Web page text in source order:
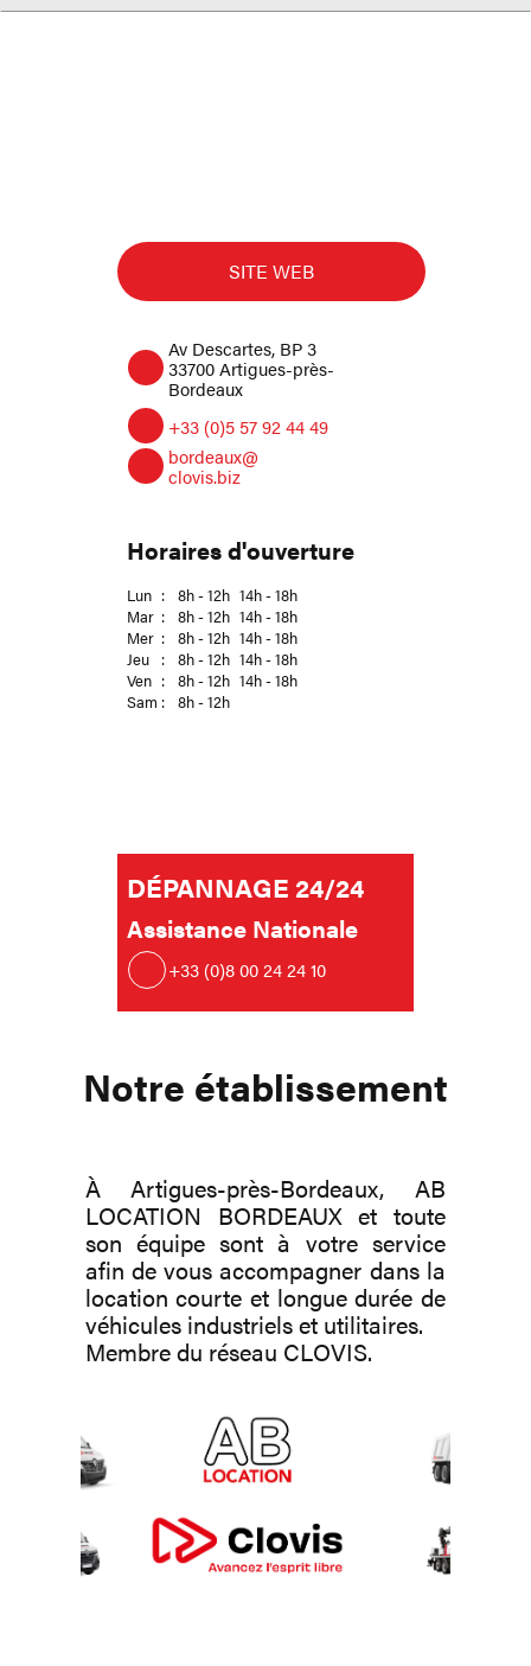
SITE WEB
Av Descartes, BP 3
33700 Artigues-près-
Bordeaux
+33 (0)5 57 92 44 49
bordeaux@
clovis.biz
Horaires d'ouverture
Lun : 8h - 12h 14h - 18h
Mar : 8h - 12h 14h - 18h
Mer : 8h - 12h 14h - 18h
Jeu : 8h - 12h 14h - 18h
Ven : 8h - 12h 14h - 18h
Sam : 8h - 12h
DÉPANNAGE 24/24
Assistance Nationale
+33 (0)8 00 24 24 10
Notre établissement
À Artigues-près-Bordeaux, AB
LOCATION BORDEAUX et toute
son équipe sont à votre service
afin de vous accompagner dans la
location courte et longue durée de
véhicules industriels et utilitaires.
Membre du réseau CLOVIS.